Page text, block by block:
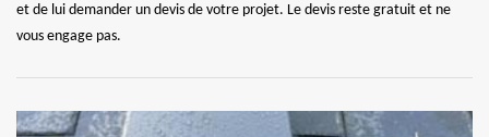
et de lui demander un devis de votre projet. Le devis reste gratuit et ne
vous engage pas.